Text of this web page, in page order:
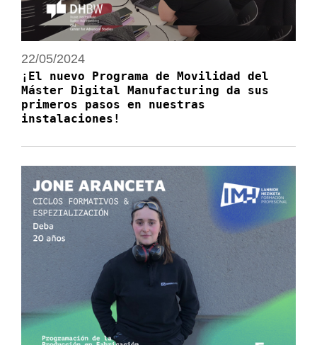
22/05/2024
¡El nuevo Programa de Movilidad del
Máster Digital Manufacturing da sus
primeros pasos en nuestras
instalaciones!